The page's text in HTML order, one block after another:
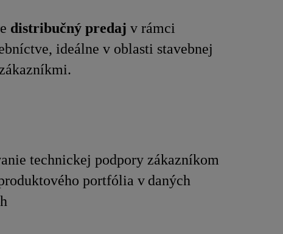
distribučný predaj v rámci
ideálne v oblasti stavebnej
technickej podpory zákazníkom
portfólia v daných